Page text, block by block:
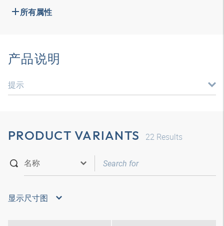
所有属性
产品说明
提示
PRODUCT VARIANTS 22 Results
显示尺寸图